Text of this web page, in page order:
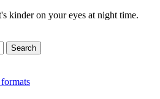
kinder on your eyes at night time.
Search